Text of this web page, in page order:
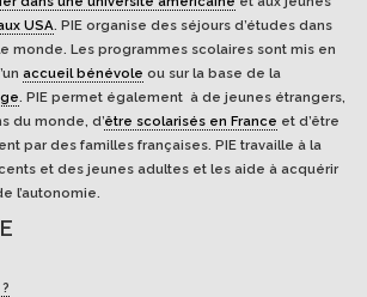
USA. PIE organise des séjours d’études dans
monde. Les programmes scolaires sont mis en
accueil bénévole ou sur la base de la
. PIE permet également à de jeunes étrangers,
du monde, d’être scolarisés en France et d’être
par des familles françaises. PIE travaille à la
et des jeunes adultes et les aide à acquérir
l’autonomie.